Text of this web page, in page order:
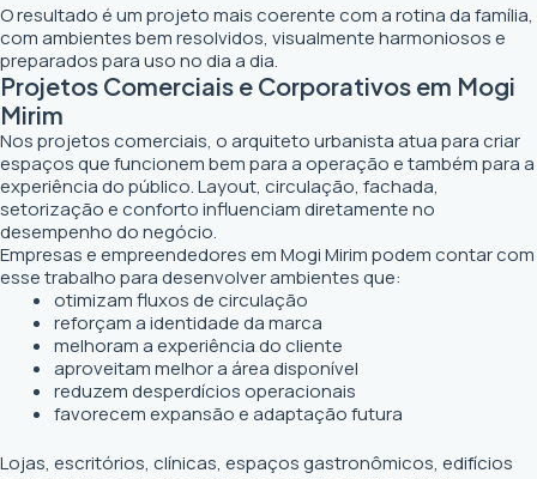
O resultado é um projeto mais coerente com a rotina da família,
com ambientes bem resolvidos, visualmente harmoniosos e
preparados para uso no dia a dia.
Projetos Comerciais e Corporativos em Mogi
Mirim
Nos projetos comerciais, o arquiteto urbanista atua para criar
espaços que funcionem bem para a operação e também para a
experiência do público. Layout, circulação, fachada,
setorização e conforto influenciam diretamente no
desempenho do negócio.
Empresas e empreendedores em Mogi Mirim podem contar com
esse trabalho para desenvolver ambientes que:
otimizam fluxos de circulação
reforçam a identidade da marca
melhoram a experiência do cliente
aproveitam melhor a área disponível
reduzem desperdícios operacionais
favorecem expansão e adaptação futura
Lojas, escritórios, clínicas, espaços gastronômicos, edifícios